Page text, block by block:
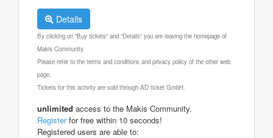
Details
By clicking on "Buy tickets" and "Details" you are leaving the homepage of
Makis Community.
Please refer to the terms and conditions and privacy policy of the other web
page.
Tickets for this activity are sold through AD ticket GmbH.
unlimited access to the Makis Community.
Registerfor free within 10 seconds!
Registered users are able to: